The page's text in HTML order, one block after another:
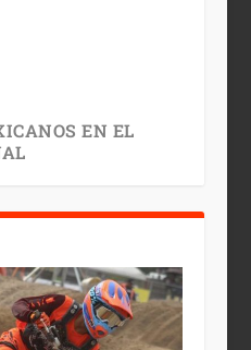
EN EL